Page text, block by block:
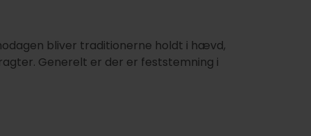
bliver traditionerne holdt i hævd,
Generelt er der er feststemning i